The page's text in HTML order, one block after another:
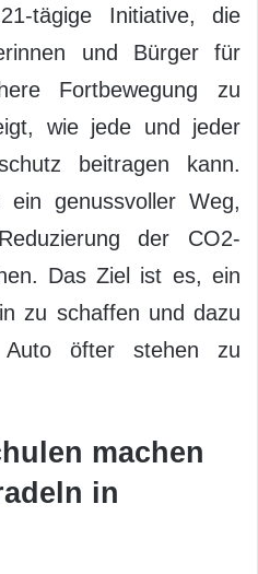
tägige Initiative, die
und Bürger für
Fortbewegung zu
wie jede und jeder
beitragen kann.
genussvoller Weg,
der CO2-
Das Ziel ist es, ein
zu schaffen und dazu
öfter stehen zu
machen
in